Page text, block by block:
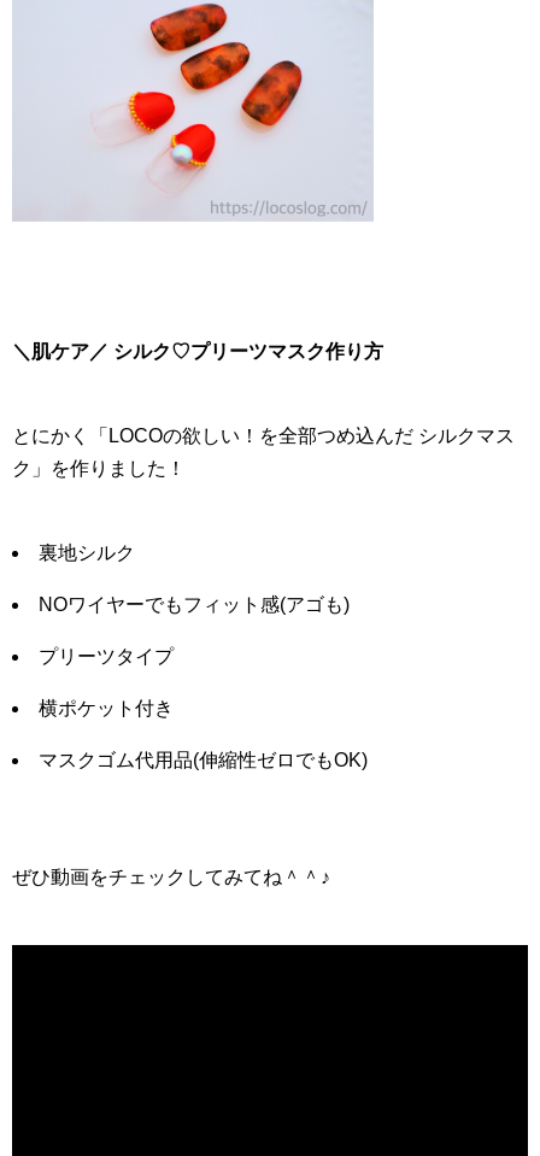
＼肌ケア／ シルク♡プリーツマスク作り方
とにかく「LOCOの欲しい！を全部つめ込んだ シルクマス
ク」を作りました！
裏地シルク
NOワイヤーでもフィット感(アゴも)
プリーツタイプ
横ポケット付き
マスクゴム代用品(伸縮性ゼロでもOK)
ぜひ動画をチェックしてみてね＾＾♪